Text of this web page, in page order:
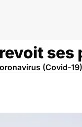
ses
(Covid-